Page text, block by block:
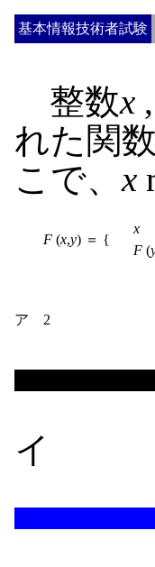
基本情報技術者試験
整数x ,
れた関数
こで、x
x
F (x,y) ＝ {
F (
ア 2
イ